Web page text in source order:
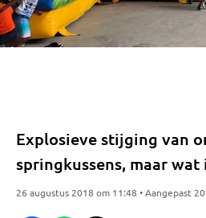
Explosieve stijging van
springkussens, maar wat
26 augustus 2018 om 11:48 • Aangepast